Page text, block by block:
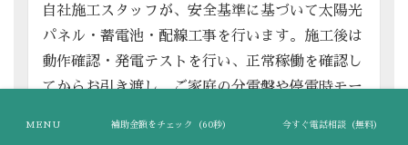
自社施工スタッフが、安全基準に基づいて太陽光
パネル・蓄電池・配線工事を行います。施工後は
動作確認・発電テストを行い、正常稼働を確認し
てからお引き渡し。ご家庭の分電盤や停電時モー
MENU 補助金額をチェック（60秒） 今すぐ電話相談（無料）